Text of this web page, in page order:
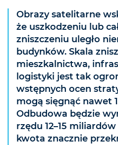
Obrazy satelitarne
że uszkodzeniu lub
zniszczeniu uległo
budynków. Skala
mieszkalnictwa,
logistyki jest tak
wstępnych ocen
mogą sięgnąć nawet
Odbudowa będzie
rzędu 12–15
kwota znacznie